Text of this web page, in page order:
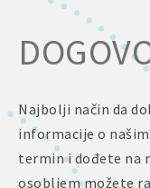
Najbolji način da
informacije o
termin i dođete na
osobljem možete